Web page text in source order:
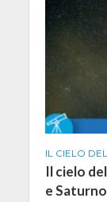
IL CIELO
Il cielo
e